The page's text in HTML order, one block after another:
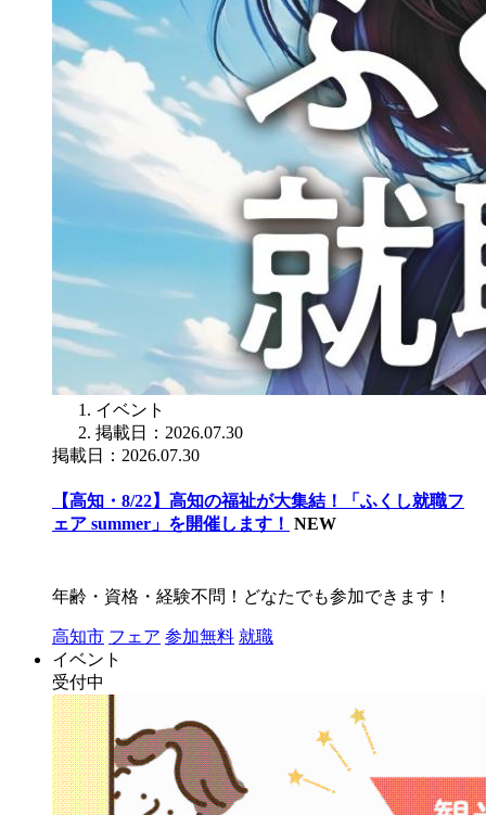
イベント
掲載日：2026.07.30
掲載日：2026.07.30
【高知・8/22】高知の福祉が大集結！「ふくし就職フ
ェア summer」を開催します！ NEW
年齢・資格・経験不問！どなたでも参加できます！
高知市 フェア 参加無料 就職
イベント
受付中